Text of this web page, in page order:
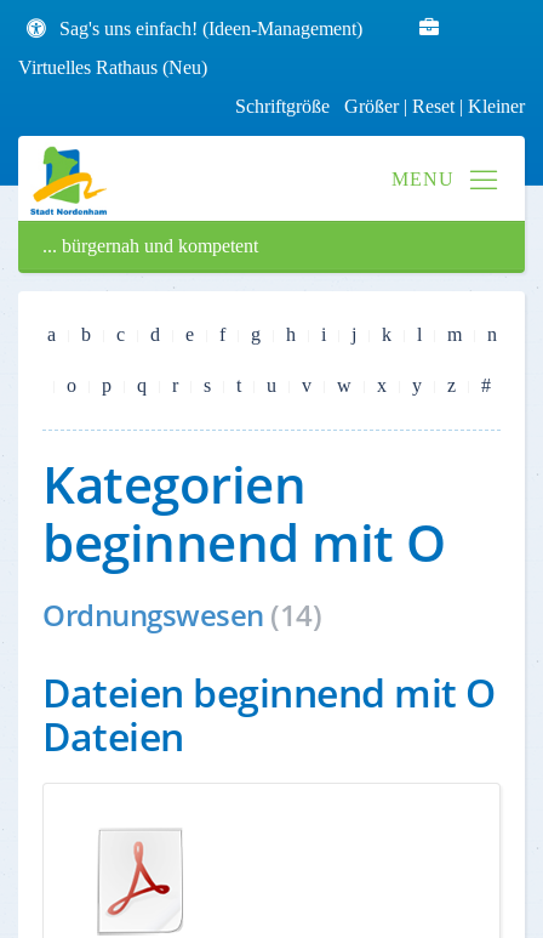
Sag's uns einfach! (Ideen-Management)
Virtuelles Rathaus (Neu)
Schriftgröße Größer| Reset | Kleiner
... bürgernah und kompetent
a b c d e f g h i j k l m n
o p q r s t u v w x y z #
Kategorien
beginnend mit O
Ordnungswesen (14)
Dateien beginnend mit O
Dateien